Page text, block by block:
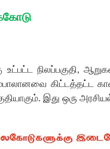
நிலப்பகுதி,
இது ஒரு